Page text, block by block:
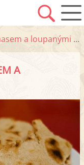
a loupanými rajčaty
A